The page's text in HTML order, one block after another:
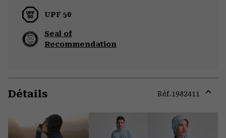
UPF 50
Seal of
Recommendation
Détails Réf.1982411